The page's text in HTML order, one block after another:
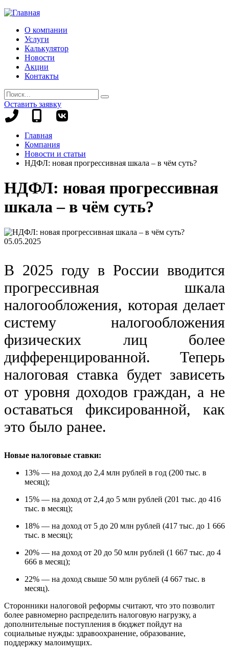
О компании
Услуги
Калькулятор
Новости
Акции
Контакты
Оставить заявку
+7
+7
695-
70-
99
Главная
Компания
Новости и статьи
НДФЛ: новая прогрессивная шкала – в чём суть?
НДФЛ: новая прогрессивная
шкала – в чём суть?
05.05.2025
В 2025 году в России вводится
прогрессивная шкала
налогообложения, которая делает
систему налогообложения
физических лиц более
дифференцированной. Теперь
налоговая ставка будет зависеть
от уровня доходов граждан, а не
оставаться фиксированной, как
это было ранее.
Новые налоговые ставки:
13% — на доход до 2,4 млн рублей в год (200 тыс. в
месяц);
15% — на доход от 2,4 до 5 млн рублей (201 тыс. до 416
тыс. в месяц);
18% — на доход от 5 до 20 млн рублей (417 тыс. до 1 666
тыс. в месяц);
20% — на доход от 20 до 50 млн рублей (1 667 тыс. до 4
666 в месяц);
22% — на доход свыше 50 млн рублей (4 667 тыс. в
месяц).
Сторонники налоговой реформы считают, что это позволит
более равномерно распределить налоговую нагрузку, а
дополнительные поступления в бюджет пойдут на
социальные нужды: здравоохранение, образование,
поддержку малоимущих.